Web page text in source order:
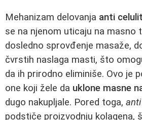
Mehanizam delovanja anti
se na njenom uticaju na masno
dosledno sprovđenje masaže,
čvrstih naslaga masti, što
da ih prirodno eliminiše. Ovo je
one koji žele da uklone masne
dugo nakupljale. Pored toga,
podstiče proizvodnju kolagena,